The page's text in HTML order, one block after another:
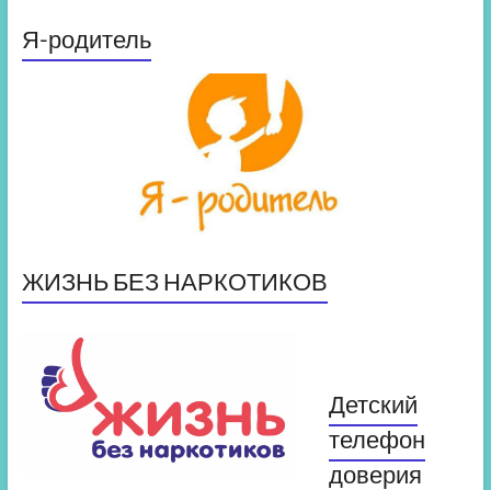
Я-родитель
ЖИЗНЬ БЕЗ НАРКОТИКОВ
Детский
телефон
доверия